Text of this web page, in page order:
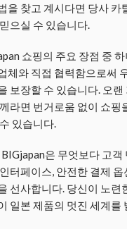
을 찾고 계시다면 당사
으실 수 있습니다.
쇼핑의 주요 장점 중
체와 직접 협력함으로써
보장할 수 있습니다. 오
라면 번거로움 없이 쇼핑
있습니다.
BIGjapan은 무엇보다 고
터페이스, 안전한 결제
선사합니다. 당신이 노련
일본 제품의 멋진 세계를